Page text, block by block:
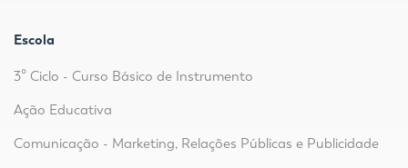
Escola
3º Ciclo - Curso Básico de Instrumento
Ação Educativa
Comunicação - Marketing, Relações Públicas e Publicidade